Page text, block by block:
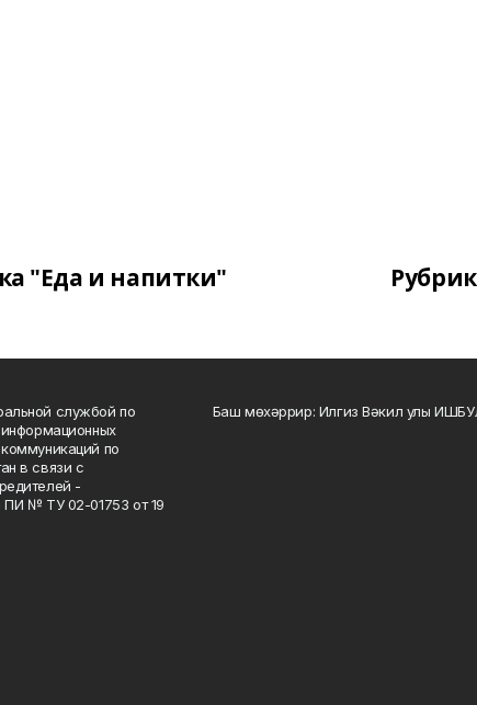
"Еда и напитки"
службой по
по
в связи с
-
ПИ № ТУ 02-01753 от 19
Баш мөхәррир: Илгиз Вәкил улы